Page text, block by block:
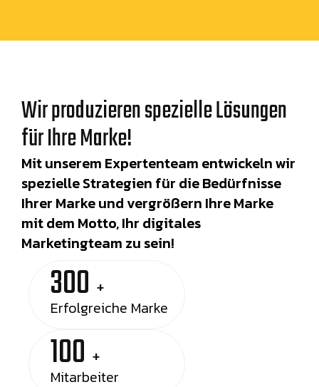
Wir produzieren spezielle Lösungen
für Ihre Marke!
Mit unserem Expertenteam entwickeln wir
spezielle Strategien für die Bedürfnisse
Ihrer Marke und vergrößern Ihre Marke
mit dem Motto, Ihr digitales
Marketingteam zu sein!
300 +
Erfolgreiche Marke
100 +
Mitarbeiter